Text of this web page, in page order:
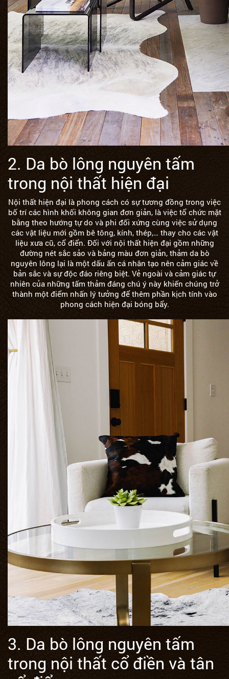
2. Da bò lông nguyên tấm
trong nội thất hiện đại
Nội thất hiện đại là phong cách có sự tương đồng trong việc
bố trí các hình khối không gian đơn giản, là việc tổ chức mặt
bằng theo hướng tự do và phi đối xứng cùng việc sử dụng
các vật liệu mới gồm bê tông, kính, thép,… thay cho các vật
liệu xưa cũ, cổ điển. Đối với nội thất hiện đại gồm những
đường nét sắc sảo và bảng màu đơn giản, thảm da bò
nguyên lông lại là một dấu ấn cá nhân tạo nên cảm giác về
bản sắc và sự độc đáo riêng biệt. Vẻ ngoài và cảm giác tự
nhiên của những tấm thảm đáng chú ý này khiến chúng trở
thành một điểm nhấn lý tưởng để thêm phần kịch tính vào
phong cách hiện đại bóng bẩy.
3. Da bò lông nguyên tấm
trong nội thất cổ điền và tân